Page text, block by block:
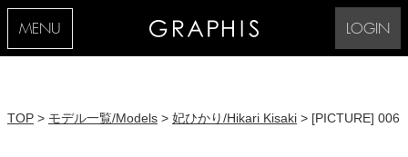
MENU LOGIN
TOP > モデル一覧/Models > 妃ひかり/Hikari Kisaki > [PICTURE] 006